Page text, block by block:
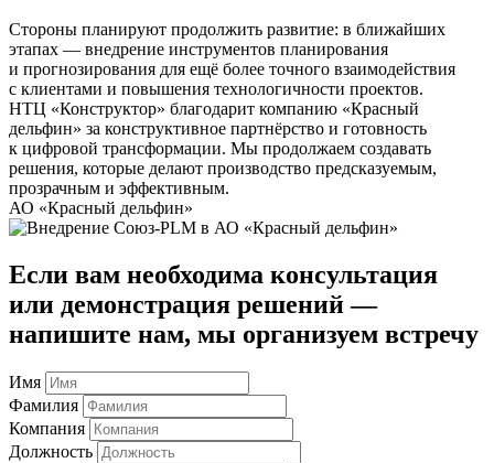
Стороны планируют продолжить развитие: в ближайших
этапах — внедрение инструментов планирования
и прогнозирования для ещё более точного взаимодействия
с клиентами и повышения технологичности проектов.
НТЦ «Конструктор» благодарит компанию «Красный
дельфин» за конструктивное партнёрство и готовность
к цифровой трансформации. Мы продолжаем создавать
решения, которые делают производство предсказуемым,
прозрачным и эффективным.
АО «Красный дельфин»
Если вам необходима консультация
или демонстрация решений —
напишите нам, мы организуем встречу
Имя
Фамилия
Компания
Должность